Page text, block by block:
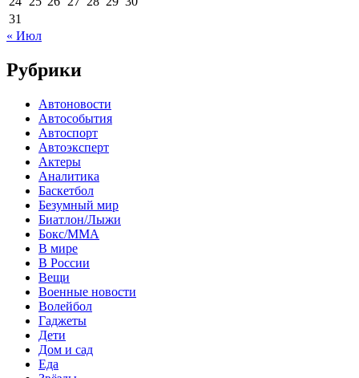
31
« Июл
Рубрики
Автоновости
Автособытия
Автоспорт
Автоэксперт
Актеры
Аналитика
Баскетбол
Безумный мир
Биатлон/Лыжи
Бокс/MMA
В мире
В России
Вещи
Военные новости
Волейбол
Гаджеты
Дети
Дом и сад
Еда